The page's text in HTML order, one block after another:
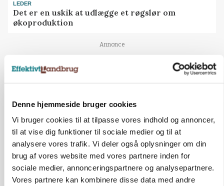
Denne hjemmeside bruger cookies
Vi bruger cookies til at tilpasse vores indhold og annoncer,
til at vise dig funktioner til sociale medier og til at
analysere vores trafik. Vi deler også oplysninger om din
brug af vores website med vores partnere inden for
sociale medier, annonceringspartnere og analysepartnere.
Vores partnere kan kombinere disse data med andre
LEDER
Det er en uskik at udlægge et røgslør om
økoproduktion
Annonce
BUSINESS
Fra mark til mur: Byggeriet kan åbne nyt
marked for biokul
Annonce
Loading...
Jobs
i samarbejde med